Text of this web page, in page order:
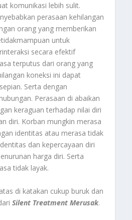
komunikasi lebih sulit.
perasaan kehilangan
orang yang memberikan
untuk
secara efektif
terputus dari orang yang
koneksi ini dapat
Serta dengan
Perasaan di abaikan
keraguan terhadap nilai diri
diri. Korban mungkin merasa
identitas atau merasa tidak
dan kepercayaan diri
harga diri. Serta
tidak layak.
di katakan cukup buruk dan
Silent Treatment Merusak.